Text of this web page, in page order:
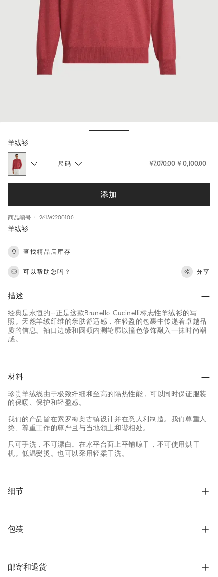
羊绒衫
尺码 ¥7,070.00 ¥10,100.00
添加
商品编号： 261M2200100
羊绒衫
查找精品店库存
可以帮助您吗？ 分享
描述
经典是永恒的--正是这款Brunello Cucinelli标志性羊绒衫的写
照。天然羊绒纤维的亲肤舒适感，在轻盈的包裹中传递着卓越品
质的信息。袖口边缘和圆领内测轮廓以撞色修饰融入一抹时尚潮
感。
材料
珍贵羊绒线由于极致纤细和至高的隔热性能，可以同时保证服装
的保暖、保护和轻盈感。
我们的产品皆在索罗梅奥古镇设计并在意大利制造。我们尊重人
类、尊重工作的尊严且与当地领土和谐相处。
只可手洗，不可漂白。在水平台面上平铺晾干，不可使用烘干
机。低温熨烫。也可以采用轻柔干洗。
细节
平针编织
100% 羊绒
包装
料制作，整个包装设计基于自立结构，可以用于储存和再使用，
并可平整存放在非常小的空间。
邮寄和退货